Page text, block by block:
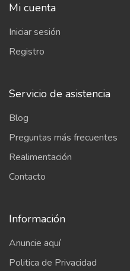
Mi cuenta
Iniciar sesión
Registro
Servicio de asistencia
Blog
Preguntas más frecuentes
Realimentación
Contacto
Información
Anuncie aquí
Politica de Privacidad